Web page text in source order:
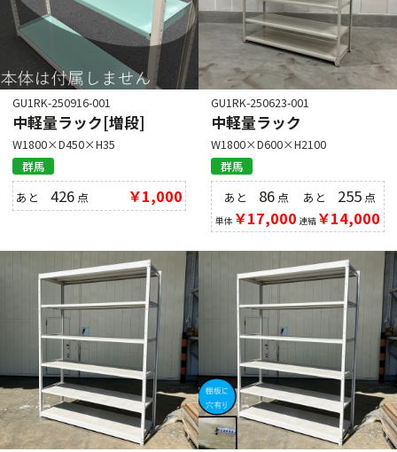
GU1RK-250916-001
中軽量ラック[増段]
W1800×D450×H35
群馬
あと426 点 ￥1,000
GU1RK-250623-001
中軽量ラック
W1800×D600×H2100
群馬
あと 86点
単体 ￥17,000
あと 255点
連結￥14,000